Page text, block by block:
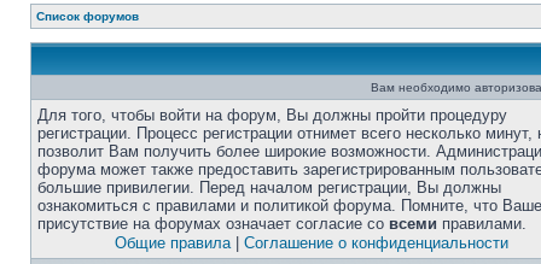
Список форумов
Вам необходимо
Для того, чтобы войти на форум, Вы должны пройти процедуру
регистрации. Процесс регистрации отнимет всего несколько минут,
позволит Вам получить более широкие возможности.
форума может также предоставить зарегистрированным
большие привилегии. Перед началом регистрации, Вы должны
ознакомиться с правилами и политикой форума. Помните, что Ваше
присутствие на форумах означает согласие со всеми правилами.
Общие правила| Соглашение о конфиденциальности